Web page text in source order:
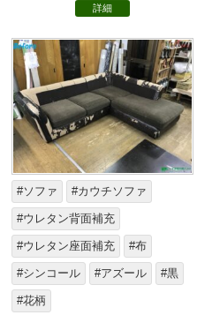
詳細
#ソファ #カウチソファ
#ウレタン背面補充
#ウレタン座面補充 #布
#シンコール #アズール #黒
#花柄